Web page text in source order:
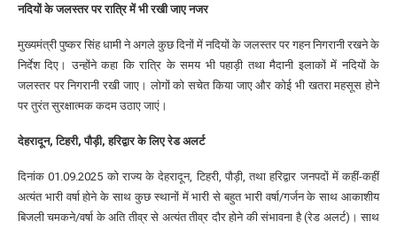
नदियों के जलस्तर पर रात्रि में भी रखी जाए नजर
मुख्यमंत्री पुष्कर सिंह धामी ने अगले कुछ दिनों में नदियों के जलस्तर पर गहन निगरानी रखने के
निर्देश दिए। उन्होंने कहा कि रात्रि के समय भी पहाड़ी तथा मैदानी इलाकों में नदियों के
जलस्तर पर निगरानी रखी जाए। लोगों को सचेत किया जाए और कोई भी खतरा महसूस होने
पर तुरंत सुरक्षात्मक कदम उठाए जाएं।
देहरादून, टिहरी, पौड़ी, हरिद्वार के लिए रेड अलर्ट
दिनांक 01.09.2025 को राज्य के देहरादून, टिहरी, पौड़ी, तथा हरिद्वार जनपदों में कहीं-कहीं
अत्यंत भारी वर्षा होने के साथ कुछ स्थानों में भारी से बहुत भारी वर्षा/गर्जन के साथ आकाशीय
बिजली चमकने/वर्षा के अति तीव्र से अत्यंत तीव्र दौर होने की संभावना है (रेड अलर्ट)। साथ